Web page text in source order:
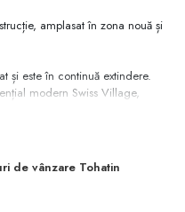
de vânzare Tohatin
amplasat în zona nouă și
și este în continuă extindere.
modern Swiss Village,
de amploare.